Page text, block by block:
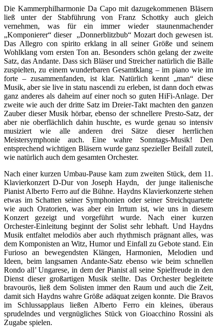
Die Kammerphilharmonie Da Capo mit dazugekommenen Bläsern
ließ unter der Stabführung von Franz Schottky auch gleich
vernehmen, was für ein immer wieder staunenmachender
„Komponierer“ dieser „Donnerblitzbub“ Mozart doch gewesen ist.
Das Allegro con spirito erklang in all seiner Größe und seinem
Wohlklang vom ersten Ton an. Besonders schön gelang der zweite
Satz, das Andante. Dass sich Bläser und Streicher natürlich die Bälle
zuspielten, zu einem wunderbaren Gesamtklang – im piano wie im
forte – zusammenfanden, ist klar. Natürlich kennt „man“ diese
Musik, aber sie live in statu nascendi zu erleben, ist dann doch etwas
ganz anderes als daheim auf einer noch so guten HiFi-Anlage. Der
zweite wie auch der dritte Satz im Dreier-Takt machten den ganzen
Zauber dieser Musik hörbar, ebenso der schnellere Presto-Satz, der
aber nie oberflächlich dahin huschte, es wurde genau so intensiv
musiziert wie alle anderen drei Sätze dieser herrlichen
Meistersymphonie auch. Eine wahre Sonntags-Musik! Den
entsprechend wichtigen Bläsern wurde ganz spezieller Beifall zuteil,
wie natürlich auch dem gesamten Orchester.
Nach einer kurzen Umbau-Pause kam zum zweiten Stück, dem 11.
Klavierkonzert D-Dur von Joseph Haydn, der junge italienische
Pianist Alberto Ferro auf die Bühne. Haydns Klavierkonzerte stehen
etwas im Schatten seiner Symphonien oder seiner Streichquartette
wie auch Oratorien, was aber ein Irrtum ist, wie uns in diesem
Konzert gezeigt und vorgeführt wurde. Nach einer kurzen
Orchester-Einleitung beginnt der Solist sehr lebhaft. Und Haydns
Musik entfaltet melodiös aber auch rhythmisch prägnant alles, was
dem Komponisten an Witz, Humor und Einfall zu Gebote stand. Ein
Furioso an bewegendsten Klängen, Harmonien, Melodien und
Ideen, beim langsamen Andante-Satz ebenso wie beim schnellen
Rondo all’ Ungarese, in dem der Pianist all seine Spielfreude in den
Dienst dieser großartigen Musik stellte. Das Orchester begleitete
bravourös, ließ dem Solisten immer den Raum und auch die Zeit,
damit sich Haydns wahre Größe adäquat zeigen konnte. Die Bravos
im Schlussapplaus ließen Alberto Ferro ein kleines, überaus
sprudelndes und vergnügliches Stück von Gioacchino Rossini als
Zugabe spielen.